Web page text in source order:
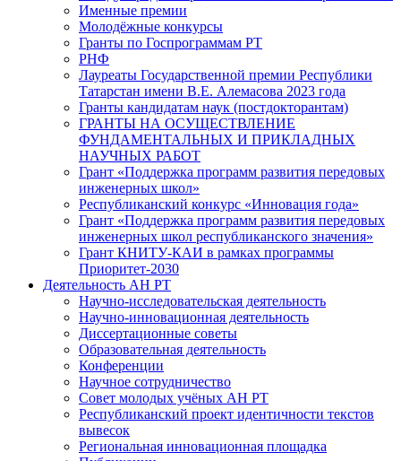
Именные премии
Молодёжные конкурсы
Гранты по Госпрограммам РТ
РНФ
Лауреаты Государственной премии Республики
Татарстан имени В.Е. Алемасова 2023 года
Гранты кандидатам наук (постдокторантам)
ГРАНТЫ НА ОСУЩЕСТВЛЕНИЕ
ФУНДАМЕНТАЛЬНЫХ И ПРИКЛАДНЫХ
НАУЧНЫХ РАБОТ
Грант «Поддержка программ развития передовых
инженерных школ»
Республиканский конкурс «Инновация года»
Грант «Поддержка программ развития передовых
инженерных школ республиканского значения»
Грант КНИТУ-КАИ в рамках программы
Приоритет-2030
Деятельность АН РТ
Научно-исследовательская деятельность
Научно-инновационная деятельность
Диссертационные советы
Образовательная деятельность
Конференции
Научное сотрудничество
Совет молодых учёных АН РТ
Республиканский проект идентичности текстов
вывесок
Региональная инновационная площадка